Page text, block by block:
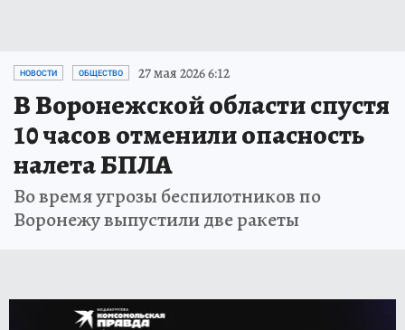
НОВОСТИ ОБЩЕСТВО 27 мая 2026 6:12
В Воронежской области спустя
10 часов отменили опасность
налета БПЛА
Во время угрозы беспилотников по
Воронежу выпустили две ракеты